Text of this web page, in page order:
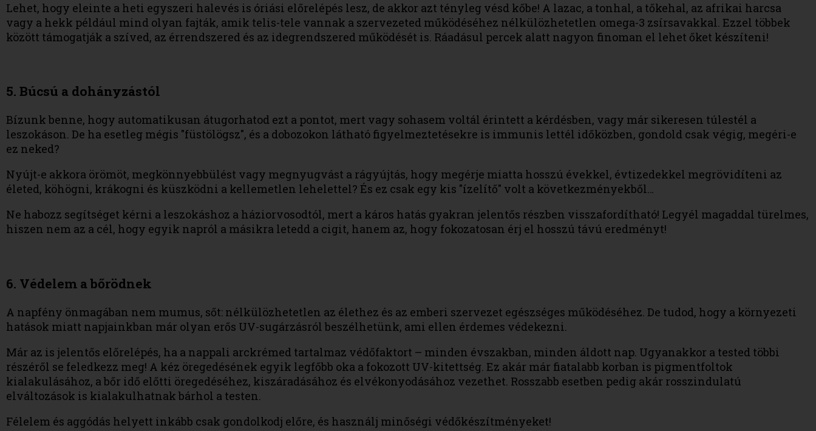
Lehet, hogy eleinte a heti egyszeri halevés is óriási előrelépés lesz, de akkor azt tényleg vésd kőbe! A lazac, a tonhal, a tőkehal, az afrikai harcsa
vagy a hekk például mind olyan fajták, amik telis-tele vannak a szervezeted működéséhez nélkülözhetetlen omega-3 zsírsavakkal. Ezzel többek
között támogatják a szíved, az érrendszered és az idegrendszered működését is. Ráadásul percek alatt nagyon finoman el lehet őket készíteni!
5. Búcsú a dohányzástól
Bízunk benne, hogy automatikusan átugorhatod ezt a pontot, mert vagy sohasem voltál érintett a kérdésben, vagy már sikeresen túlestél a
leszokáson. De ha esetleg mégis "füstölögsz", és a dobozokon látható figyelmeztetésekre is immunis lettél időközben, gondold csak végig, megéri-e
ez neked?
Nyújt-e akkora örömöt, megkönnyebbülést vagy megnyugvást a rágyújtás, hogy megérje miatta hosszú évekkel, évtizedekkel megrövidíteni az
életed, köhögni, krákogni és küszködni a kellemetlen lehelettel? És ez csak egy kis "ízelítő" volt a következményekből…
Ne habozz segítséget kérni a leszokáshoz a háziorvosodtól, mert a káros hatás gyakran jelentős részben visszafordítható! Legyél magaddal türelmes,
hiszen nem az a cél, hogy egyik napról a másikra letedd a cigit, hanem az, hogy fokozatosan érj el hosszú távú eredményt!
6. Védelem a bőrödnek
A napfény önmagában nem mumus, sőt: nélkülözhetetlen az élethez és az emberi szervezet egészséges működéséhez. De tudod, hogy a környezeti
hatások miatt napjainkban már olyan erős UV-sugárzásról beszélhetünk, ami ellen érdemes védekezni.
Már az is jelentős előrelépés, ha a nappali arckrémed tartalmaz védőfaktort – minden évszakban, minden áldott nap. Ugyanakkor a tested többi
részéről se feledkezz meg! A kéz öregedésének egyik legfőbb oka a fokozott UV-kitettség. Ez akár már fiatalabb korban is pigmentfoltok
kialakulásához, a bőr idő előtti öregedéséhez, kiszáradásához és elvékonyodásához vezethet. Rosszabb esetben pedig akár rosszindulatú
elváltozások is kialakulhatnak bárhol a testen.
Félelem és aggódás helyett inkább csak gondolkodj előre, és használj minőségi védőkészítményeket!